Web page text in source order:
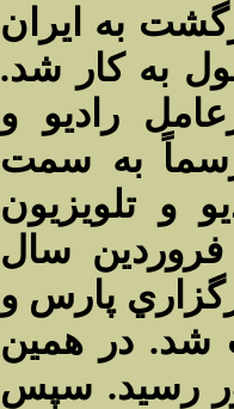
به ايران
به كار شد.
مديرعامل راديو و
و در سال 1346 رسماً به سمت
و تلويزيون
سال
پارس و
شد. در همين
رسيد. سپس